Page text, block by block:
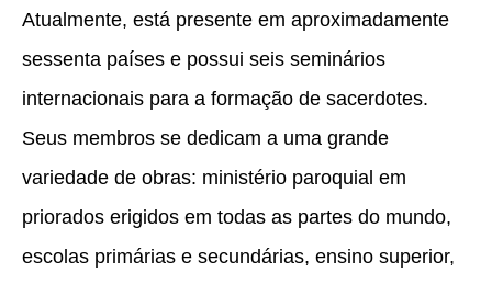
Atualmente, está presente em aproximadamente
sessenta países e possui seis seminários
internacionais para a formação de sacerdotes.
Seus membros se dedicam a uma grande
variedade de obras: ministério paroquial em
priorados erigidos em todas as partes do mundo,
escolas primárias e secundárias, ensino superior,